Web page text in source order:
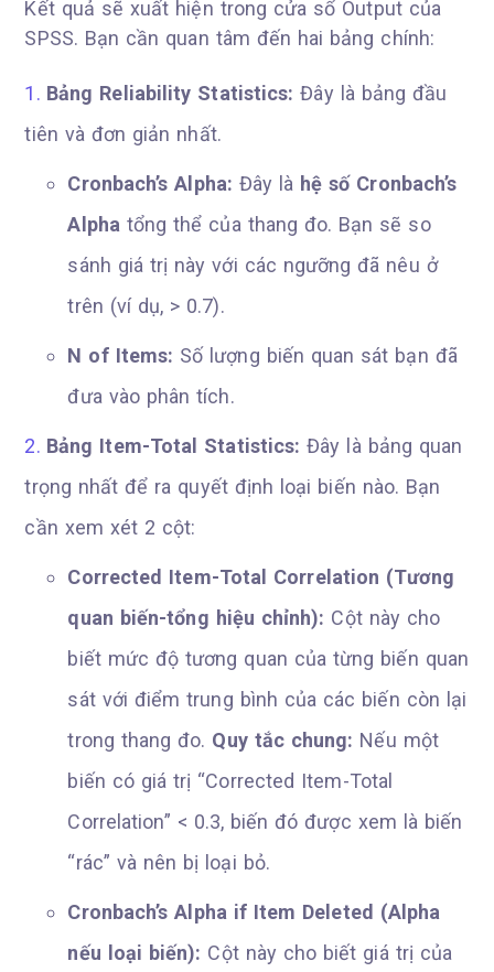
Kết quả sẽ xuất hiện trong cửa sổ Output của
SPSS. Bạn cần quan tâm đến hai bảng chính:
Bảng Reliability Statistics: Đây là bảng đầu
tiên và đơn giản nhất.
Cronbach’s Alpha: Đây là hệ số Cronbach’s
Alpha tổng thể của thang đo. Bạn sẽ so
sánh giá trị này với các ngưỡng đã nêu ở
trên (ví dụ, > 0.7).
N of Items: Số lượng biến quan sát bạn đã
đưa vào phân tích.
Bảng Item-Total Statistics: Đây là bảng quan
trọng nhất để ra quyết định loại biến nào. Bạn
cần xem xét 2 cột:
Corrected Item-Total Correlation (Tương
quan biến-tổng hiệu chỉnh): Cột này cho
biết mức độ tương quan của từng biến quan
sát với điểm trung bình của các biến còn lại
trong thang đo. Quy tắc chung: Nếu một
biến có giá trị “Corrected Item-Total
Correlation” < 0.3, biến đó được xem là biến
“rác” và nên bị loại bỏ.
Cronbach’s Alpha if Item Deleted (Alpha
nếu loại biến): Cột này cho biết giá trị của